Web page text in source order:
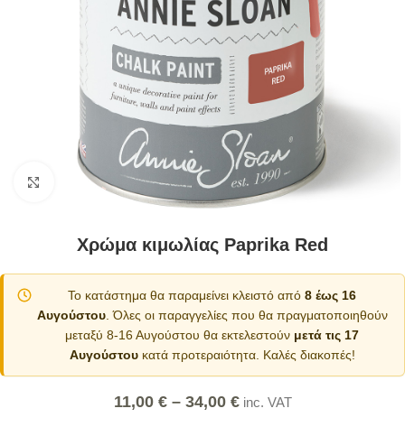
Κλικ για μεγέθυνση
Χρώμα κιμωλίας Paprika Red
Το κατάστημα θα παραμείνει κλειστό από 8 έως 16
Αυγούστου. Όλες οι παραγγελίες που θα πραγματοποιηθούν
μεταξύ 8-16 Αυγούστου θα εκτελεστούν μετά τις 17
Αυγούστουκατά προτεραιότητα. Καλές διακοπές!
11,00 € – 34,00 €inc. VAT